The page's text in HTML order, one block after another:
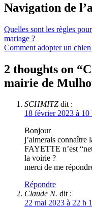
Navigation de
Quelles sont les règles
mariage ?
Comment adopter un
2 thoughts on “
mairie de
SCHMITZ dit :
18 février 2023 à 10
Bonjour
j’aimerais connaître
FAYETTE n’est
la voirie ?
merci de me
Répondre
Claude N. dit :
22 mai 2023 à 22 h